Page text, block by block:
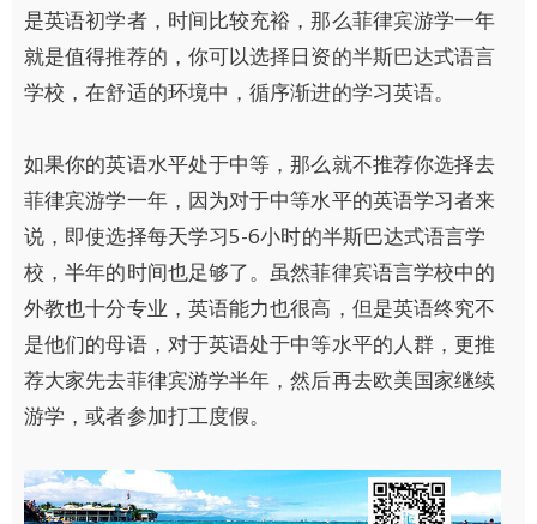
是英语初学者，时间比较充裕，那么菲律宾游学一年
就是值得推荐的，你可以选择日资的半斯巴达式语言
学校，在舒适的环境中，循序渐进的学习英语。
如果你的英语水平处于中等，那么就不推荐你选择去
菲律宾游学一年，因为对于中等水平的英语学习者来
说，即使选择每天学习5-6小时的半斯巴达式语言学
校，半年的时间也足够了。虽然菲律宾语言学校中的
外教也十分专业，英语能力也很高，但是英语终究不
是他们的母语，对于英语处于中等水平的人群，更推
荐大家先去菲律宾游学半年，然后再去欧美国家继续
游学，或者参加打工度假。